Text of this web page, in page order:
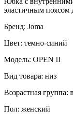
эластичным поясом
Бренд: Joma
Цвет: темно-синий
Модель: OPEN II
Вид товара: низ
Возрастная группа:
Пол: женский